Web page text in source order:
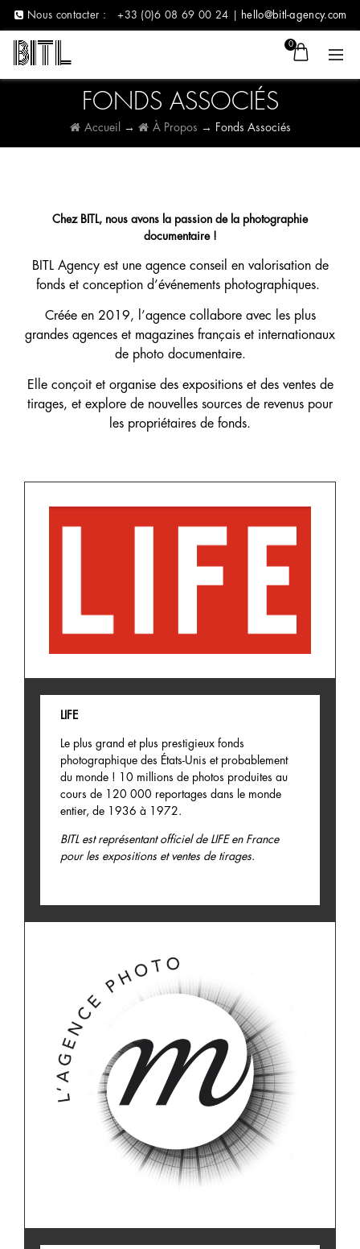
Nous contacter : +33 (0)6 08 69 00 24 | hello@bitl-agency.com
0
FONDS ASSOCIÉS
Accueil → À Propos → Fonds Associés
Chez BITL, nous avons la passion de la photographie
documentaire !
BITL Agency est une agence conseil en valorisation de
fonds et conception d’événements photographiques.
Créée en 2019, l’agence collabore avec les plus
grandes agences et magazines français et internationaux
de photo documentaire.
Elle conçoit et organise des expositions et des ventes de
tirages, et explore de nouvelles sources de revenus pour
les propriétaires de fonds.
LIFE
Le plus grand et plus prestigieux fonds
photographique des États-Unis et probablement
du monde ! 10 millions de photos produites au
cours de 120 000 reportages dans le monde
entier, de 1936 à 1972.
BITL est représentant officiel de LIFE en France
pour les expositions et ventes de tirages.